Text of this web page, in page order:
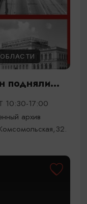
подняли...
10:30-17:00
архив